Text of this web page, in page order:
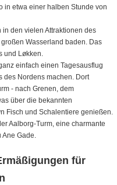
in etwa einer halben Stunde von
den vielen Attraktionen des
Wasserland baden. Das
und Løkken.
einfach einen Tagesausflug
des Nordens machen. Dort
- nach Grenen, dem
über die bekannten
Fisch und Schalentiere genießen.
Aalborg-Turm, eine charmante
Ane Gade.
für